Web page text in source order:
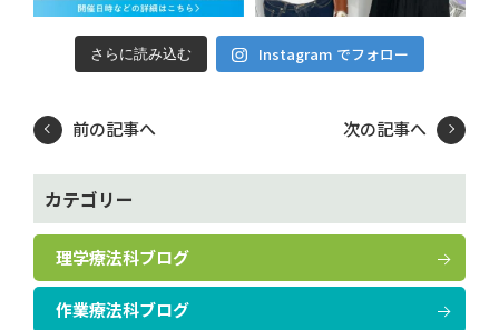
さらに読み込む Instagram でフォロー
前の記事へ 次の記事へ
カテゴリー
理学療法科ブログ
作業療法科ブログ